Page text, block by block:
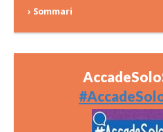
› Sommari